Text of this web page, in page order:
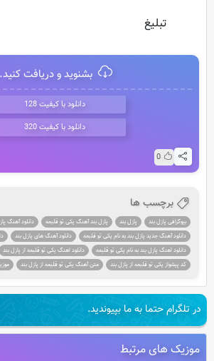
تبلیغ
بشنوید و دریافت
دانلود با کیفیت 128
دانلود با کیفیت 320
0
برچسب ها
بیوگرافی پازل بند پازل بند پازل بند آهنگ یکی تو قلبمه دانلود آهنگ
دانلود آهنگ جدید پازل بند به نام یکی تو قلبمه
دانلود آهنگ های پازل بند
دانلود اهنگ پازل بند به نام یکی تو قلبمه
دانلود اهنگ یکی تو قلبمه از پازل بند
کد پیشواز یکی تو قلبمه از پازل بند
متن آهنگ یکی تو قلبمه از پازل بند
در تلگرام حتما به ما بپیوندید.
موزیک های مرتبط